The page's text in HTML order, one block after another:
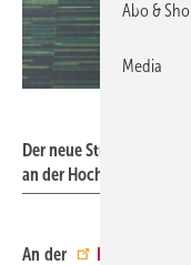
Der neue Studiengang
an der Hochschule
An der
Abo &
Media